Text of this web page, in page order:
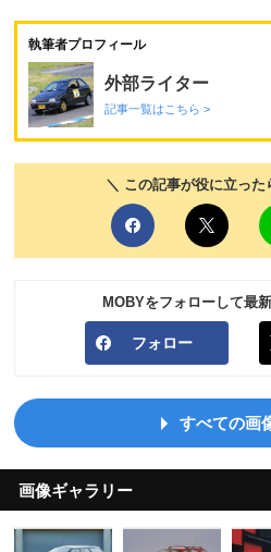
執筆者プロフィール
外部ライター
記事一覧はこちら >
＼ この記事が役に立った
MOBYをフォローして最
フォロー
すべての画
画像ギャラリー